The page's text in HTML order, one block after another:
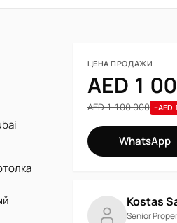
ЦЕНА ПРОДАЖИ
AED 1
AED 1 100 000 −AED
WhatsApp
Kostas
Senior